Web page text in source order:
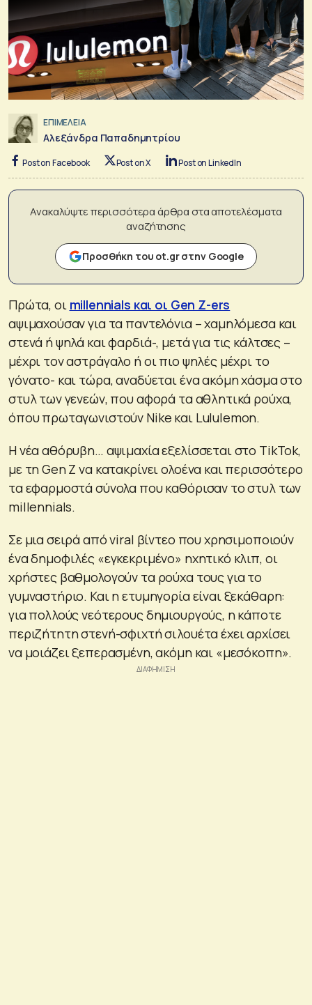
ΕΠΙΜΕΛΕΙΑ
Αλεξάνδρα Παπαδημητρίου
Post on Facebook Post on X Post on LinkedIn
Ανακαλύψτε περισσότερα άρθρα στα αποτελέσματα
αναζήτησης
Προσθήκη του ot.gr στην Google
Πρώτα, οι millennials και οι Gen Z-ers
αψιμαχούσαν για τα παντελόνια – χαμηλόμεσα και
στενά ή ψηλά και φαρδιά-, μετά για τις κάλτσες –
μέχρι τον αστράγαλο ή οι πιο ψηλές μέχρι το
γόνατο- και τώρα, αναδύεται ένα ακόμη χάσμα στο
στυλ των γενεών, που αφορά τα αθλητικά ρούχα,
όπου πρωταγωνιστούν Nike και Lululemon.
Η νέα αθόρυβη… αψιμαχία εξελίσσεται στο TikTok,
με τη Gen Z να κατακρίνει ολοένα και περισσότερο
τα εφαρμοστά σύνολα που καθόρισαν το στυλ των
millennials.
Σε μια σειρά από viral βίντεο που χρησιμοποιούν
ένα δημοφιλές «εγκεκριμένο» ηχητικό κλιπ, οι
χρήστες βαθμολογούν τα ρούχα τους για το
γυμναστήριο. Και η ετυμηγορία είναι ξεκάθαρη:
για πολλούς νεότερους δημιουργούς, η κάποτε
περιζήτητη στενή-σφιχτή σιλουέτα έχει αρχίσει
να μοιάζει ξεπερασμένη, ακόμη και «μεσόκοπη».